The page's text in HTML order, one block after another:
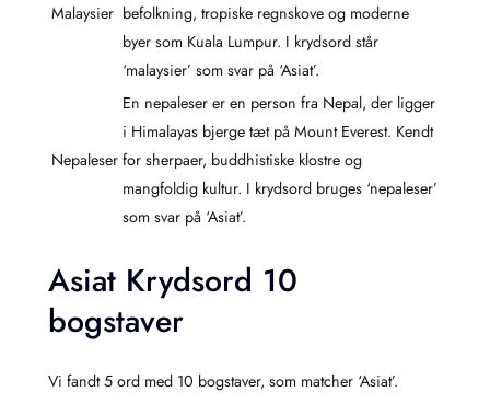
Malaysier befolkning, tropiske regnskove og moderne
byer som Kuala Lumpur. I krydsord står
‘malaysier’ som svar på ‘Asiat’.
Nepaleser
En nepaleser er en person fra Nepal, der ligger
i Himalayas bjerge tæt på Mount Everest. Kendt
for sherpaer, buddhistiske klostre og
mangfoldig kultur. I krydsord bruges ‘nepaleser’
som svar på ‘Asiat’.
Asiat Krydsord 10
bogstaver
Vi fandt 5 ord med 10 bogstaver, som matcher ‘Asiat’.